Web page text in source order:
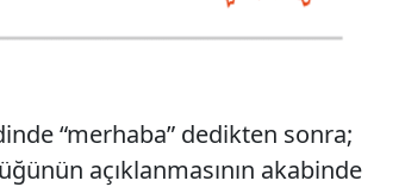
“merhaba” dedikten sonra;
açıklanmasının akabinde